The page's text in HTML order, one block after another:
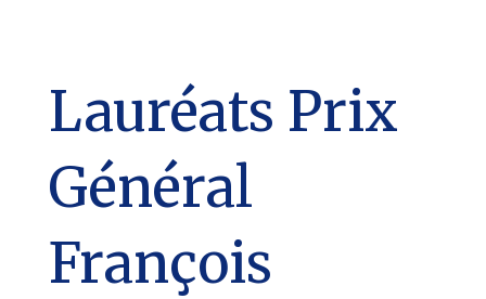
Lauréats Prix
Général
François